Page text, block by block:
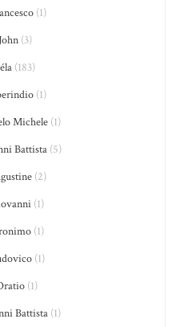
(1)
(3)
(183)
(1)
Michele(1)
Battista(5)
(2)
(1)
(1)
(1)
(1)
Battista (1)